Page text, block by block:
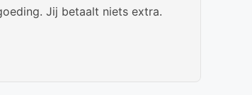
Jij betaalt niets extra.